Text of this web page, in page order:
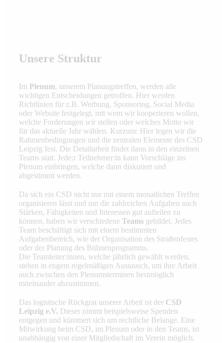
Unsere Struktur
Im Plenum, unserem Planungstreffen, werden alle
wichtigen Entscheidungen getroffen. Hier werden
Richtlinien für z.B. Werbung, Sponsoring, Social Media
oder Website festgelegt, mit wem wir kooperieren wollen,
welche Forderungen wir stellen oder welches Motto wir
für das aktuelle Jahr wählen. Kurzum: Hier legen wir die
Rahmenbedingungen und die zentralen Elemente des CSD
Leipzig fest. Die Detailarbeit findet dann in den einzelnen
Teams statt. Jede:r Teilnehmer:in kann Vorschläge ins
Plenum einbringen, welche dann diskutiert und
abgestimmt werden.
Da sich ein CSD nicht nur mit einem monatlichen Treffen
organisieren lässt und um die zahlreichen Aufgaben nach
Stärken, Fähigkeiten und Interessen gut aufteilen zu
können, haben wir verschiedene Teams gebildet. Jedes
Team beschäftigt sich mit einem bestimmten
Aufgabenbereich, wie der Organisation des Straßenfestes
oder der Planung des Bühnenprogramms.
Die Teamleiter:innen, welche jährlich gewählt werden,
stehen in engem regelmäßigen Austausch, um ihre Arbeit
auch zwischen den Plenumsterminen bestmöglich
miteinander abzustimmen.
Das logistische Rückgrat unserer Arbeit ist der CSD
Leipzig e.V. Dieser nimmt beispielsweise Spenden
entgegen und kümmert sich um rechtliche Belange. Eine
Mitwirkung beim CSD, im Plenum oder in den Teams, ist
unabhängig von einer Mitgliedschaft im Verein möglich.